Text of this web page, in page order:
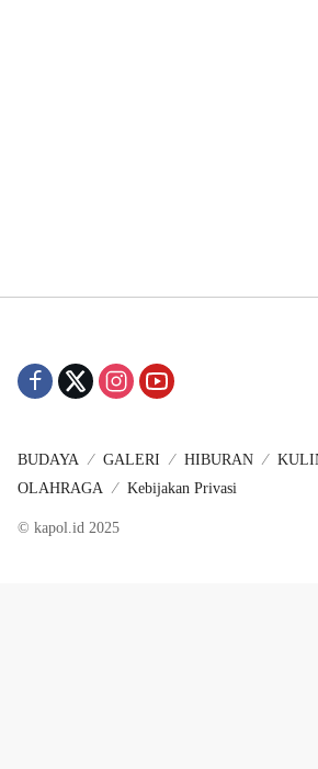
BUDAYA GALERI HIBURAN
OLAHRAGA
Kebijakan Privasi
© kapol.id 2025